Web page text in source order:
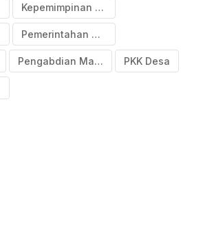
Kepemimpinan Desa
Pemerintahan Desa
Pengabdian Masyarakat PKK Desa